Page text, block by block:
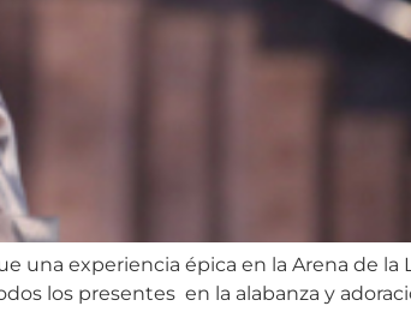
una experiencia épica en la Arena de la
los presentes en la alabanza y